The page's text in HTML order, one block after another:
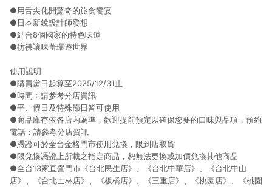
●用舌尖化開驚奇的旅食饗宴
●日本新銳設計師發想
●結合8個國家的特色味道
●彷彿讓味蕾環遊世界
使用說明
●購買當日起算至2025/12/31止
●時間：請參考分店資訊
●平、假日及特殊節日皆可使用
●商品庫存依各店內為準，歡迎提前預定以確保您要的口味與品項，預約
電話：請參考分店資訊
●憑證可於全台金格門市使用兌換，限到店取貨
●限兌換憑證上所載之指定商品，恕無法更換或加價兌換其他商品
●全台13家直營門市《台北民生店》、《台北中華店》、《台北中山
店》、《台北士林店》、《板橋店》、《三重店》、《桃園店》、《桃園